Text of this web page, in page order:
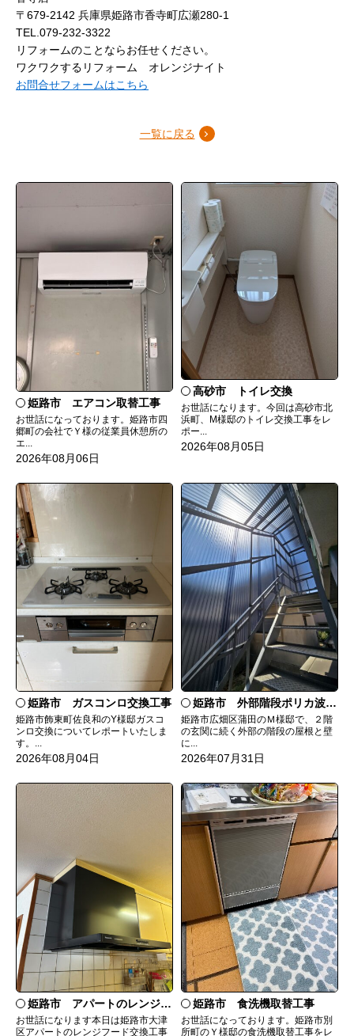
〒679-2142 兵庫県姫路市香寺町広瀬280-1
TEL.079-232-3322
リフォームのことならお任せください。
ワクワクするリフォーム オレンジナイト
お問合せフォームはこちら
一覧に戻る
姫路市 エアコン取替工事
お世話になっております。姫路市四
郷町の会社でＹ様の従業員休憩所の
エ...
2026年08月06日
高砂市 トイレ交換
お世話になります。今回は高砂市北
浜町、M様邸のトイレ交換工事をレ
ポー...
2026年08月05日
姫路市 ガスコンロ交換工事
姫路市飾東町佐良和のY様邸ガスコ
ンロ交換についてレポートいたしま
す。...
2026年08月04日
姫路市 外部階段ポリカ波板張替工事
姫路市広畑区蒲田のＭ様邸で、２階
の玄関に続く外部の階段の屋根と壁
に...
2026年07月31日
姫路市 アパートのレンジフード交換
お世話になります本日は姫路市大津
区アパートのレンジフード交換工事
姫路市 食洗機取替工事
お世話になっております。姫路市別
所町のＹ様邸の食洗機取替工事をレ